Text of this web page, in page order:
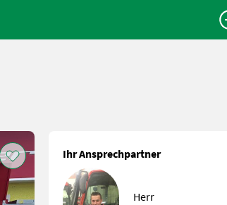
Ihr Ansprechpartner
Herr